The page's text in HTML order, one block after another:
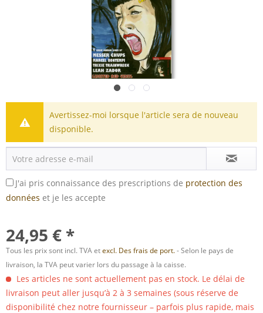
Avertissez-moi lorsque l'article sera de nouveau
disponible.
J'ai pris connaissance des prescriptions de protection des
données et je les accepte
24,95 € *
Tous les prix sont incl. TVA etexcl. Des frais de port.- Selon le pays de
livraison, la TVA peut varier lors du passage à la caisse.
Les articles ne sont actuellement pas en stock. Le délai de
livraison peut aller jusqu’à 2 à 3 semaines (sous réserve de
disponibilité chez notre fournisseur – parfois plus rapide, mais